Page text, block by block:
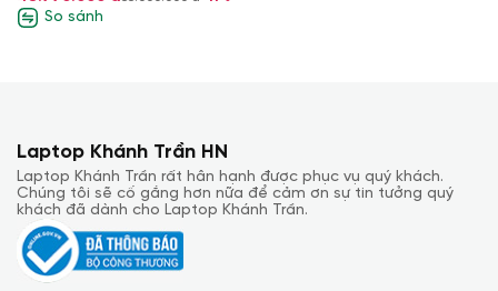
So sánh
Laptop Khánh Trần HN
Laptop Khánh Trần rất hân hạnh được phục vụ quý khách.
Chúng tôi sẽ cố gắng hơn nữa để cảm ơn sự tin tưởng quý
khách đã dành cho Laptop Khánh Trần.